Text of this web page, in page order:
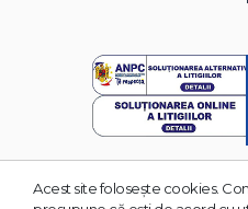
© 2026 Grupul Editorial
Acest site foloseşte cookies.